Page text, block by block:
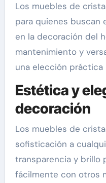
Los muebles de
para quienes buscan
en la decoración del
mantenimiento y
una elección práctica
Estética y
decoración
Los muebles de
sofisticación a
transparencia y brillo
fácilmente con otros